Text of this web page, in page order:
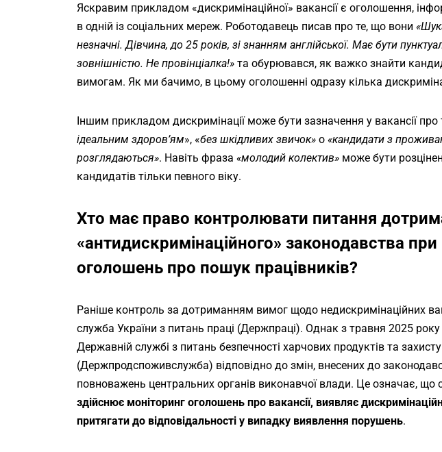
Яскравим прикладом «дискримінаційної» вакансії є оголошення,
в одній із соціальних мереж. Роботодавець писав про те, що вони
незначні. Дівчина, до 25 років, зі знанням англійської. Має бути
зовнішністю. Не провінціалка!» та обурювався, як важко знайти
вимогам. Як ми бачимо, в цьому оголошенні одразу кілька
Іншим прикладом дискримінації може бути зазначення у вакансії
ідеальним здоров’ям», «без шкідливих звичок» o «кандидати з
розглядаються». Навіть фраза «молодий колектив» може бути
кандидатів тільки певного віку.
Хто має право контролювати питання
«антидискримінаційного» законодавства
оголошень про пошук працівників?
Раніше контроль за дотриманням вимог щодо недискримінаційних
служба України з питань праці (Держпраці). Однак з травня 2025
Державній службі з питань безпечності харчових продуктів та
(Держпродспоживслужба) відповідно до змін, внесених до
повноважень центральних органів виконавчої влади. Це означає, що
здійснює моніторинг оголошень про вакансії, виявляє
притягати до відповідальності у випадку виявлення порушень.